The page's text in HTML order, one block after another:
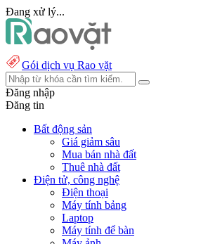
Đang xử lý...
Gói dịch vụ Rao vặt
Đăng nhập
Đăng tin
Bất động sản
Giá giảm sâu
Mua bán nhà đất
Thuê nhà đất
Điện tử, công nghệ
Điện thoại
Máy tính bảng
Laptop
Máy tính để bàn